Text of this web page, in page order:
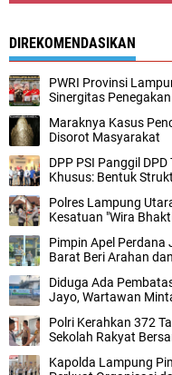
DIREKOMENDASIKAN
PWRI Provinsi
Sinergitas
Maraknya Kasus
Disorot Masyarakat
DPP PSI Panggil
Khusus: Bentuk
Polres Lampung
Kesatuan "Wira
Pimpin Apel Perdana
Barat Beri Arahan
Diduga Ada
Jayo, Wartawan
Polri Kerahkan 372
Sekolah Rakyat
Kapolda Lampung